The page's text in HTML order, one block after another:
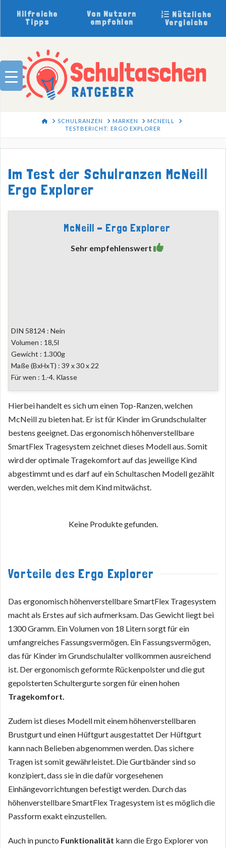
Hilfreiche
Tipps
Von Nutzern
empfohlen
Nützliche
Vergleiche
HOMESCHULRANZEN MARKEN
MCNEILL
TESTBERICHT: ERGO EXPLORER
Im Test der Schulranzen McNeill
Ergo Explorer
McNeill - Ergo Explorer
Sehr empfehlenswert
DIN 58124 : Nein
Volumen : 18,5l
Gewicht : 1.300g
Maße (BxHxT) : 39 x 30 x 22
Für wen : 1.-4. Klasse
Hierbei handelt es sich um einen Top-Ranzen, welchen
McNeill zu bieten hat. Er ist für Kinder im Grundschulalter
bestens geeignet. Das ergonomisch höhenverstellbare
SmartFlex Tragesystem zeichnet dieses Modell aus. Somit
wird der optimale Tragekomfort auf das jeweilige Kind
abgestimmt und es darf auf ein Schultaschen Modell gezählt
werden, welches mit dem Kind mitwächst.
Keine Produkte gefunden.
Vorteile des Ergo Explorer
Das ergonomisch höhenverstellbare SmartFlex Tragesystem
macht als Erstes auf sich aufmerksam. Das Gewicht liegt bei
1300 Gramm. Ein Volumen von 18 Litern sorgt für ein
umfangreiches Fassungsvermögen. Ein Fassungsvermögen,
das für Kinder im Grundschulalter vollkommen ausreichend
ist. Der ergonomisch geformte Rückenpolster und die gut
gepolsterten Schultergurte sorgen für einen hohen
Tragekomfort.
Zudem ist dieses Modell mit einem höhenverstellbaren
Brustgurt und einen Hüftgurt ausgestattet Der Hüftgurt
kann nach Belieben abgenommen werden. Das sichere
Tragen ist somit gewährleistet. Die Gurtbänder sind so
konzipiert, dass sie in die dafür vorgesehenen
Einhängevorrichtungen befestigt werden. Durch das
höhenverstellbare SmartFlex Tragesystem ist es möglich die
Passform exakt einzustellen.
Auch in puncto Funktionalität kann die Ergo Explorer von